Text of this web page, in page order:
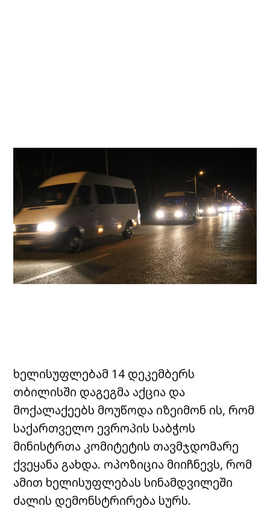
ხელისუფლებამ 14 დეკემბერს
თბილისში დაგეგმა აქცია და
მოქალაქეებს მოუწოდა იზეიმონ ის, რომ
საქართველო ევროპის საბჭოს
მინისტრთა კომიტეტის თავმჯდომარე
ქვეყანა გახდა. ოპოზიცია მიიჩნევს, რომ
ამით ხელისუფლებას სინამდვილეში
ძალის დემონსტრირება სურს.